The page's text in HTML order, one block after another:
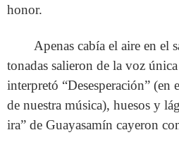
honor.
Apenas cabía el aire en el
tonadas salieron de la voz
interpretó “Desesperación” (en
de nuestra música), huesos y
ira” de Guayasamín cayeron